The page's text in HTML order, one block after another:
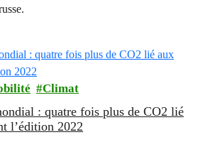
Climat
: quatre fois plus de CO2 lié
l’édition 2022